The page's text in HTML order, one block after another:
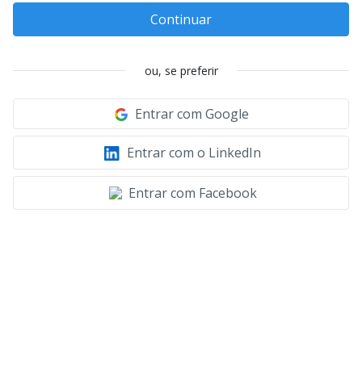
Continuar
ou, se preferir
Entrar com Google
Entrar com o LinkedIn
Entrar com Facebook